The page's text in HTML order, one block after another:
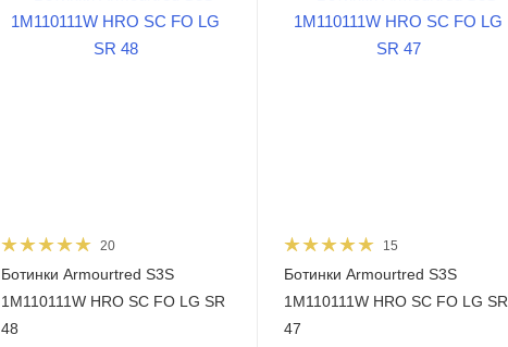
20
Ботинки Armourtred S3S
1M110111W HRO SC FO LG SR
48
15
Ботинки Armourtred S3S
1M110111W HRO SC FO LG SR
47